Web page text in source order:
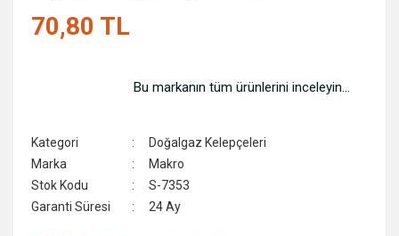
70,80 TL
Bu markanın tüm ürünlerini inceleyin...
Kategori
Doğalgaz Kelepçeleri
Marka
Makro
Stok Kodu
S-7353
Garanti Süresi
24 Ay